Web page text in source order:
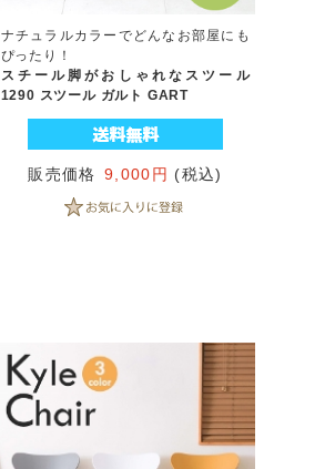
ナチュラルカラーでどんなお部屋にも
ぴったり！
スチール脚がおしゃれなスツール
1290 スツール ガルト GART
販売価格 9,000円 (税込)